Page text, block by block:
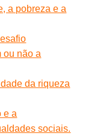
a pobreza e a
ou não a
da riqueza
e a
sociais.